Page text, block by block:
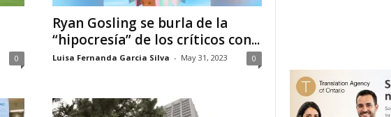
0
Ryan Gosling se burla de la
“hipocresía” de los críticos con...
Luisa Fernanda Garcia Silva - May 31, 2023 0